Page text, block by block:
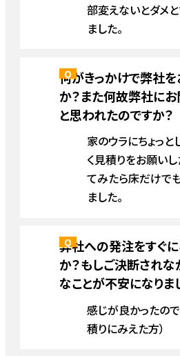
部変えないとダメ
ました。
何がきっかけで弊社を
か？また何故弊社に
と思われたのですか？
家のウラにちょっ
く見積りをお願い
てみたら床だけで
ました。
弊社への発注をすぐ
か？もしご決断されな
なことが不安になりま
感じが良かったの
積りにみえた方）